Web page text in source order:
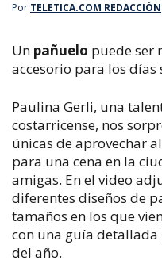
Por TELETICA.COM REDACCIÓN
Un pañuelo puede ser
accesorio para los días
Paulina Gerli, una
costarricense, nos
únicas de aprovechar
para una cena en la
amigas. En el video
diferentes diseños de
tamaños en los que
con una guía
del año.